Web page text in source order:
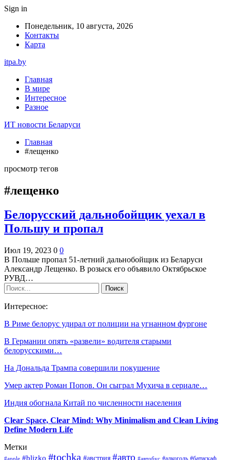
Sign in
Понедельник, 10 августа, 2026
Контакты
Карта
itpa.by
Главная
В мире
Интересное
Разное
ИТ новости Беларуси
Главная
#лещенко
просмотр тегов
#лещенко
Белорусский дальнобойщик уехал в
Польшу и пропал
Июл 19, 2023 0 0
В Польше пропал 51-летний дальнобойщик из Беларуси
Александр Лещенко. В розыск его объявило Октябрьское
РУВД…
Интересное:
В Риме белорус удирал от полиции на угнанном фургоне
В Германии опять «развели» водителя старыми
белорусскими…
На Дональда Трампа совершили покушение
Умер актер Роман Попов. Он сыграл Мухича в сериале…
Индия обогнала Китай по численности населения
Clear Space, Clear Mind: Why Minimalism and Clean Living
Define Modern Life
Метки
#apple #blizko #tochka #австрия #авто #автобус #алкоголь #батискаф